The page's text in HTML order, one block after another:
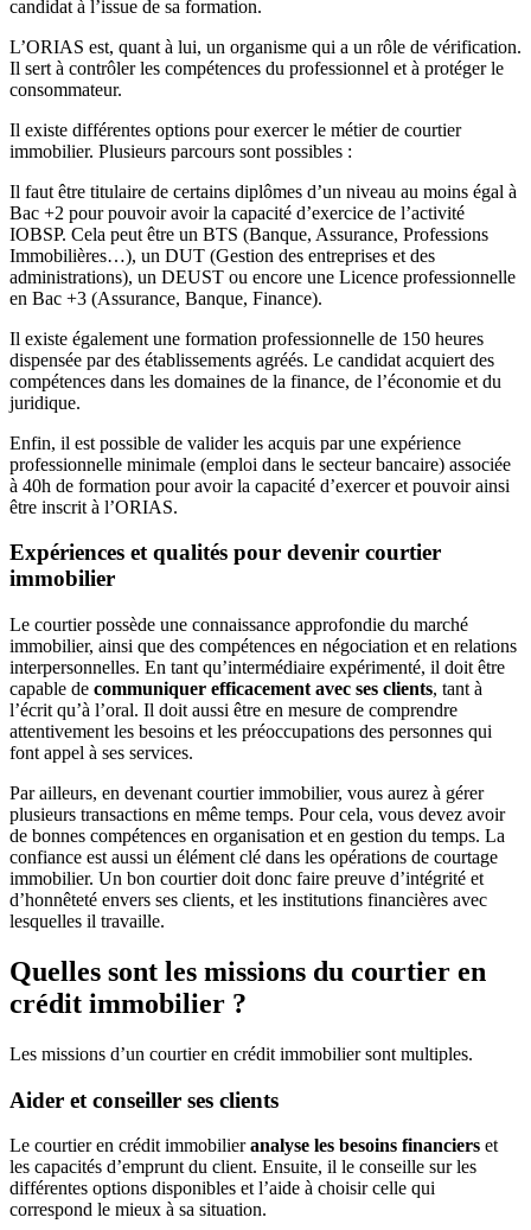
candidat à l’issue de sa formation.
L’ORIAS est, quant à lui, un organisme qui a un rôle de vérification.
Il sert à contrôler les compétences du professionnel et à protéger le
consommateur.
Il existe différentes options pour exercer le métier de courtier
immobilier. Plusieurs parcours sont possibles :
Il faut être titulaire de certains diplômes d’un niveau au moins égal à
Bac +2 pour pouvoir avoir la capacité d’exercice de l’activité
IOBSP. Cela peut être un BTS (Banque, Assurance, Professions
Immobilières…), un DUT (Gestion des entreprises et des
administrations), un DEUST ou encore une Licence professionnelle
en Bac +3 (Assurance, Banque, Finance).
Il existe également une formation professionnelle de 150 heures
dispensée par des établissements agréés. Le candidat acquiert des
compétences dans les domaines de la finance, de l’économie et du
juridique.
Enfin, il est possible de valider les acquis par une expérience
professionnelle minimale (emploi dans le secteur bancaire) associée
à 40h de formation pour avoir la capacité d’exercer et pouvoir ainsi
être inscrit à l’ORIAS.
Expériences et qualités pour devenir courtier
immobilier
Le courtier possède une connaissance approfondie du marché
immobilier, ainsi que des compétences en négociation et en relations
interpersonnelles. En tant qu’intermédiaire expérimenté, il doit être
capable de communiquer efficacement avec ses clients, tant à
l’écrit qu’à l’oral. Il doit aussi être en mesure de comprendre
attentivement les besoins et les préoccupations des personnes qui
font appel à ses services.
Par ailleurs, en devenant courtier immobilier, vous aurez à gérer
plusieurs transactions en même temps. Pour cela, vous devez avoir
de bonnes compétences en organisation et en gestion du temps. La
confiance est aussi un élément clé dans les opérations de courtage
immobilier. Un bon courtier doit donc faire preuve d’intégrité et
d’honnêteté envers ses clients, et les institutions financières avec
lesquelles il travaille.
Quelles sont les missions du courtier en
crédit immobilier ?
Les missions d’un courtier en crédit immobilier sont multiples.
Aider et conseiller ses clients
Le courtier en crédit immobilieranalyse les besoins financiers et
les capacités d’emprunt du client. Ensuite, il le conseille sur les
différentes options disponibles et l’aide à choisir celle qui
correspond le mieux à sa situation.